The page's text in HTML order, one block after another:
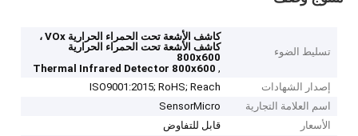
تسليط الضوء
كاشف الأشعة تحت الحمراء الحرارية VOx ،
كاشف الأشعة تحت الحمراء الحرارية
800x600
,
Thermal Infrared Detector 800x600
إصدار الشهادات
ISO9001:2015; RoHS; Reach
اسم العلامة التجارية
SensorMicro
الأسعار
قابل للتفاوض